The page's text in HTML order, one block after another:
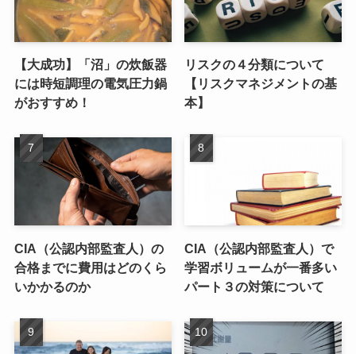
【大成功】「沼」の炊飯器
には時短調理の電気圧力鍋
がおすすめ！
リスクの４分類について
【リスクマネジメントの基
本】
CIA（公認内部監査人）の
合格までに費用はどのくら
いかかるのか
CIA（公認内部監査人）で
学習ボリュームが一番多い
パート３の対策について